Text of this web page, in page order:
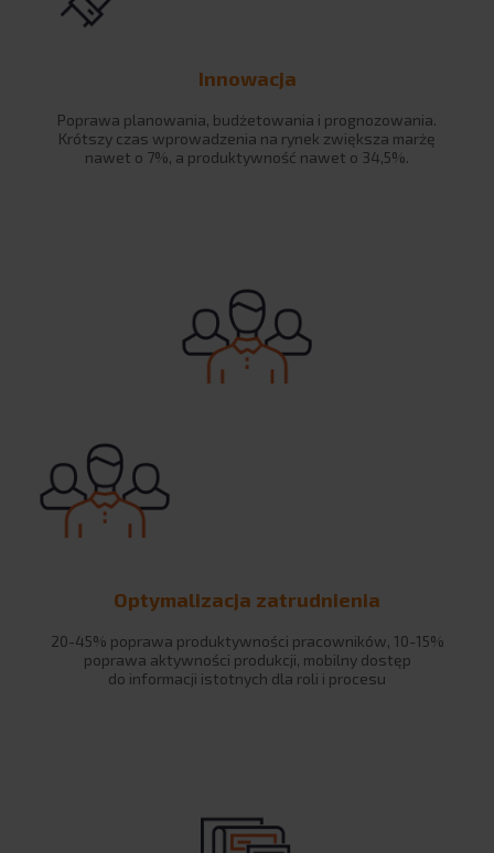
USŁUGI
BPX Banking eXcellence
BPX Strategic Data Connectors
Planowanie i budżetowanie w Qlik
Rozwiązania chmurowe i SaaS
FMCG
Produkcja
Finanse
Logistyka
Automotive
Retail
Innowacja
Poprawa planowania, budżetowania i prognozowania.
Krótszy czas wprowadzenia na rynek zwiększa marżę
nawet o 7%, a produktywność nawet o 34,5%.
Optymalizacja zatrudnienia
20-45% poprawa produktywności pracowników, 10-15%
poprawa aktywności produkcji, mobilny dostęp
do informacji istotnych dla roli i procesu